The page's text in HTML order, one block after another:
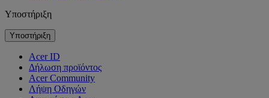
Υποστήριξη
Υποστήριξη
Acer ID
Δήλωση προϊόντος
Acer Community
Λήψη Οδηγών